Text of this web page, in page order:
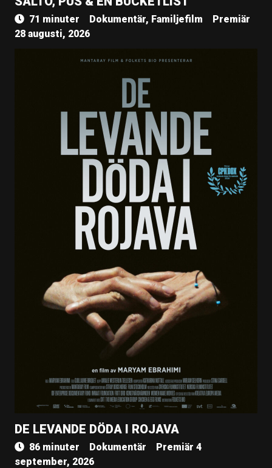
71 minuter Dokumentär, Familjefilm
Premiär
28 augusti, 2026
DE LEVANDE DÖDA I ROJAVA
86 minuter Dokumentär
Premiär 4
september, 2026